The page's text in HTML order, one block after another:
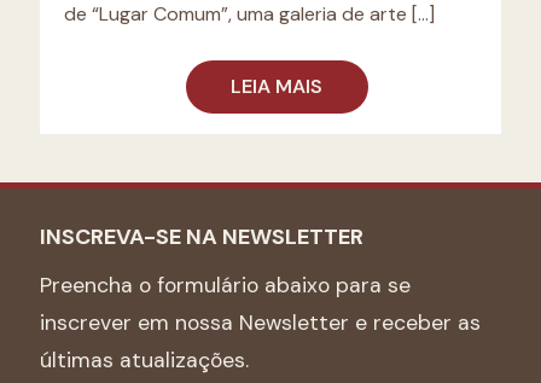
de “Lugar Comum”, uma galeria de arte […]
LEIA MAIS
INSCREVA-SE NA NEWSLETTER
Preencha o formulário abaixo para se
inscrever em nossa Newsletter e receber as
últimas atualizações.